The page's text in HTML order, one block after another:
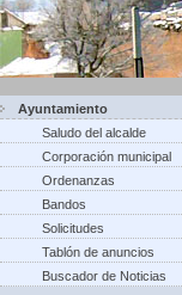
Ayuntamiento
Saludo del alcalde
Corporación municipal
Ordenanzas
Bandos
Solicitudes
Tablón de anuncios
Buscador de Noticias